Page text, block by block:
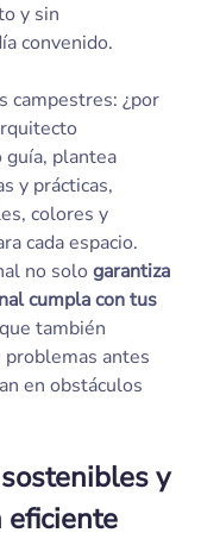
y sin
convenido.
campestres: ¿por
guía, plantea
y prácticas,
colores y
cada espacio.
no solo garantiza
cumpla con tus
también
antes
en obstáculos
y
eficiente